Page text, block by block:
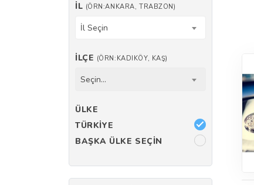
İL (ÖRN:ANKARA, TRABZON)
İl Seçin
İLÇE (ÖRN:KADIKÖY, KAŞ)
Seçin...
ÜLKE
TÜRKIYE
BAŞKA ÜLKE SEÇIN